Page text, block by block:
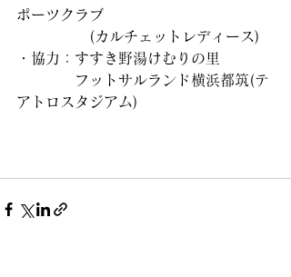
ポーツクラブ
(カルチェットレディース)
・協力：すすき野湯けむりの里
フットサルランド横浜都筑(テ
アトロスタジアム)